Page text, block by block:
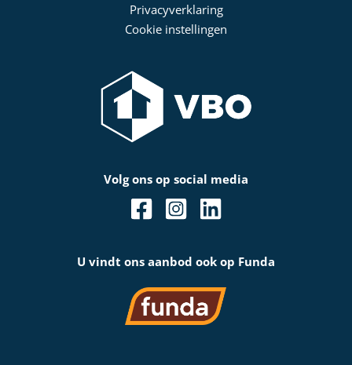
Privacyverklaring
Cookie instellingen
Volg ons op social media
U vindt ons aanbod ook op Funda